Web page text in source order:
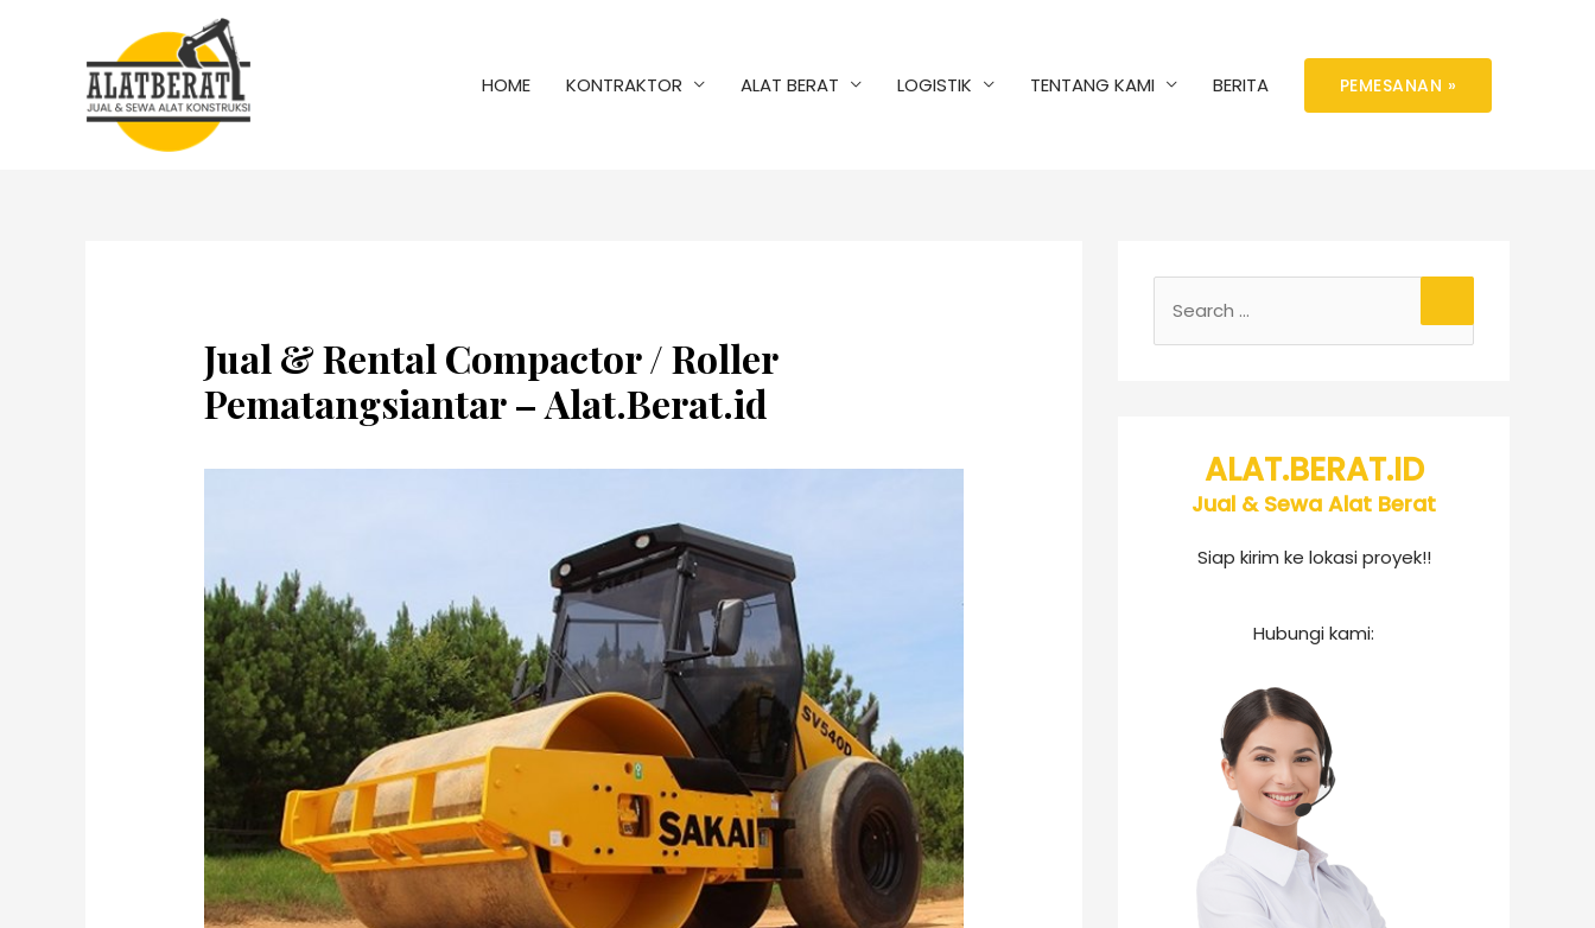
HOME KONTRAKTOR ALAT BERAT LOGISTIK TENTANG KAMI BERITA PEMESANAN »
Jual & Rental Compactor / Roller
Pematangsiantar – Alat.Berat.id
ALAT.BERAT.ID
Jual & Sewa Alat Berat
Siap kirim ke lokasi proyek!!
Hubungi kami: